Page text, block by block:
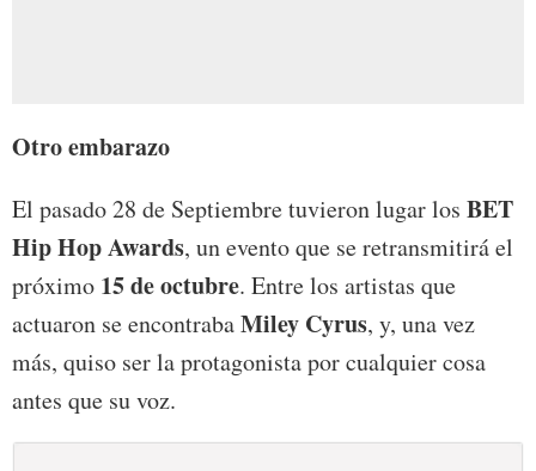
Otro embarazo
El pasado 28 de Septiembre tuvieron lugar los BET
Hip Hop Awards, un evento que se retransmitirá el
próximo 15 de octubre. Entre los artistas que
actuaron se encontrabaMiley Cyrus, y, una vez
más, quiso ser la protagonista por cualquier cosa
antes que su voz.